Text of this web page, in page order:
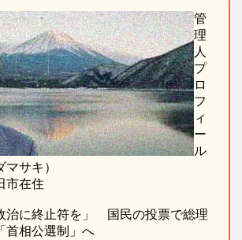
管
理
人
プ
ロ
フ
ィ
ー
ル
サキ）
市在住
治に終止符を」 国民の投票で総理
首相公選制」へ